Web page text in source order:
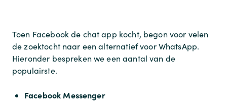
Toen Facebook de chat app kocht, begon voor velen
de zoektocht naar een alternatief voor WhatsApp.
Hieronder bespreken we een aantal van de
populairste.
Facebook Messenger